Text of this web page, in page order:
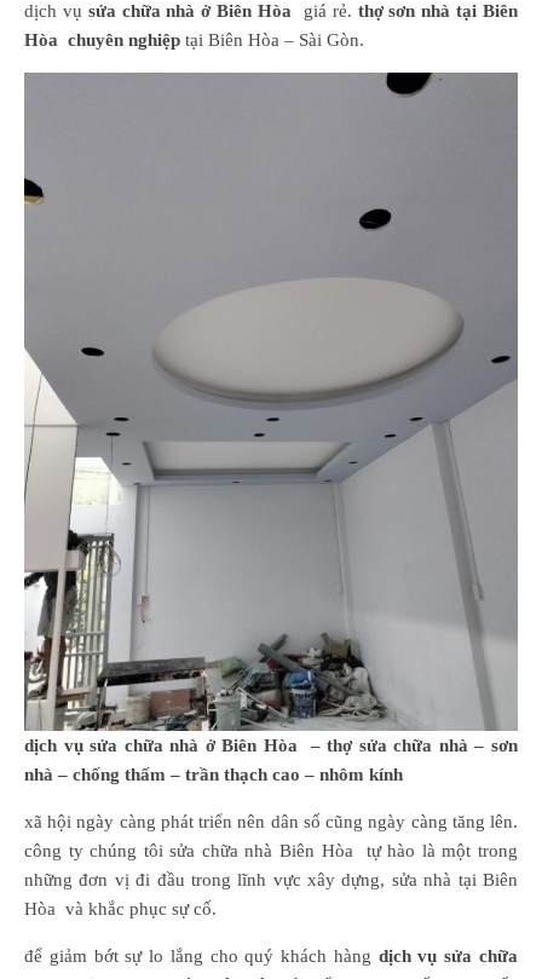
dịch vụ sửa chữa nhà ở Biên Hòa giá rẻ. thợ sơn nhà tại Biên
Hòa chuyên nghiệp tại Biên Hòa – Sài Gòn.
dịch vụ sửa chữa nhà ở Biên Hòa – thợ sửa chữa nhà – sơn
nhà – chống thấm – trần thạch cao – nhôm kính
xã hội ngày càng phát triển nên dân số cũng ngày càng tăng lên.
công ty chúng tôi sửa chữa nhà Biên Hòa tự hào là một trong
những đơn vị đi đầu trong lĩnh vực xây dựng, sửa nhà tại Biên
Hòa và khắc phục sự cố.
để giảm bớt sự lo lắng cho quý khách hàng dịch vụ sửa chữa